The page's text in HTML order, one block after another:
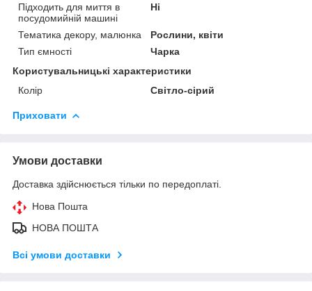
Підходить для миття в
посудомийній машині
Ні
Тематика декору, малюнка
Рослини, квіти
Тип ємності
Чарка
Користувальницькі характеристики
Колір
Світло-сірий
Приховати
Умови доставки
Доставка здійснюється тільки по передоплаті.
Нова Пошта
НОВА ПОШТА
Всі умови доставки